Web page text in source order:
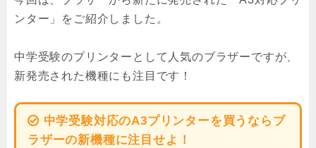
ンター」をご紹介しました。
中学受験のプリンターとして人気のブラザーですが、
新発売された機種にも注目です！
中学受験対応のA3プリンターを買うならブ
ラザーの新機種に注目せよ！